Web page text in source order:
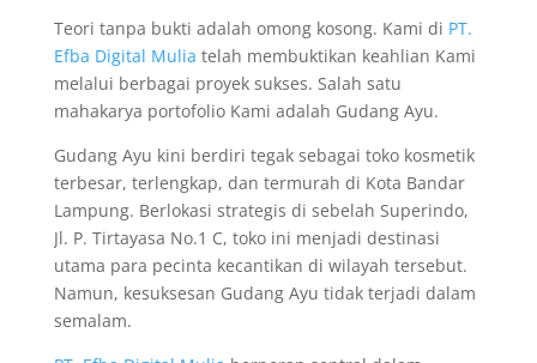
Teori tanpa bukti adalah omong kosong. Kami di PT.
Efba Digital Mulia telah membuktikan keahlian Kami
melalui berbagai proyek sukses. Salah satu
mahakarya portofolio Kami adalah Gudang Ayu.
Gudang Ayu kini berdiri tegak sebagai toko kosmetik
terbesar, terlengkap, dan termurah di Kota Bandar
Lampung. Berlokasi strategis di sebelah Superindo,
Jl. P. Tirtayasa No.1 C, toko ini menjadi destinasi
utama para pecinta kecantikan di wilayah tersebut.
Namun, kesuksesan Gudang Ayu tidak terjadi dalam
semalam.